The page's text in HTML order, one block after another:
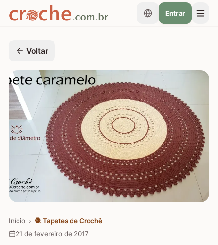
Entrar
Voltar
Início › 🧶 Tapetes de Crochê
21 de fevereiro de 2017